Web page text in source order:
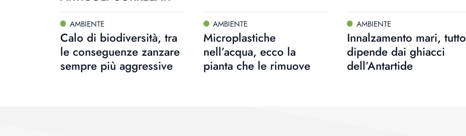
AMBIENTE
Calo di biodiversità, tra
le conseguenze zanzare
sempre più aggressive
AMBIENTE
Microplastiche
nell’acqua, ecco la
pianta che le rimuove
AMBIENTE
Innalzamento mari, tutto
dipende dai ghiacci
dell’Antartide